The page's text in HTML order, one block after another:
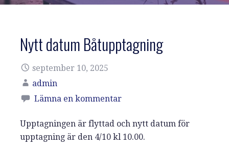
Nytt datum Båtupptagning
september 10, 2025
admin
Lämna en kommentar
Upptagningen är flyttad och nytt datum för
upptagning är den 4/10 kl 10.00.